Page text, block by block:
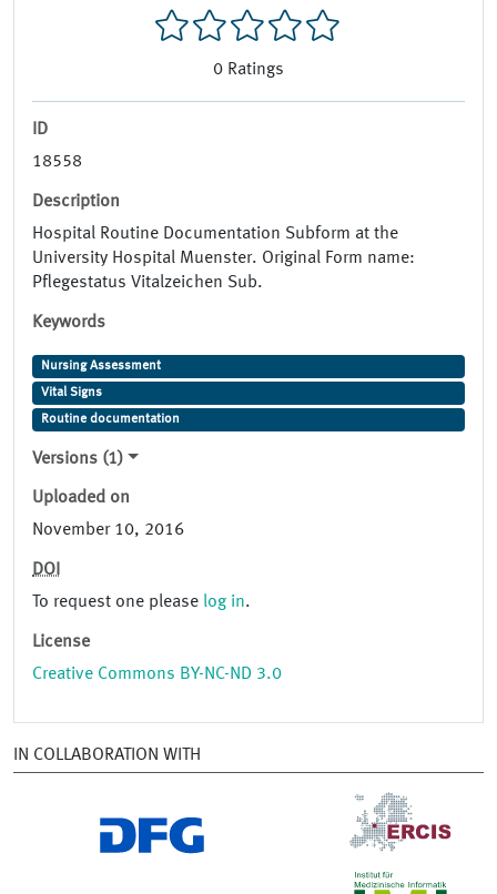
0 Ratings
ID
18558
Description
Hospital Routine Documentation Subform at the
University Hospital Muenster. Original Form name:
Pflegestatus Vitalzeichen Sub.
Keywords
Nursing Assessment
Vital Signs
Routine documentation
Versions (1)
Uploaded on
November 10, 2016
DOI
To request one please log in.
License
Creative Commons BY-NC-ND 3.0
IN COLLABORATION WITH